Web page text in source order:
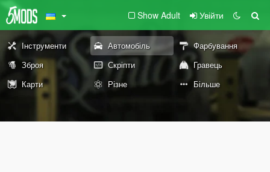
Show Adult Увійти
Інструменти Автомобіль
Фарбування
Зброя
Скріпти
Гравець
Карти
Різне Більше